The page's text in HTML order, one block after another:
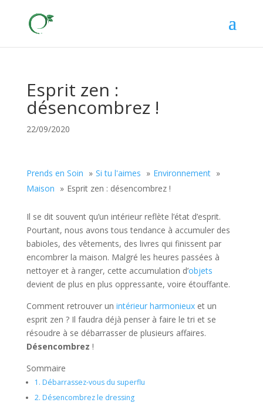
Esprit zen :
désencombrez !
22/09/2020
Prends en Soin Si tu l'aimes
Environnement
Maison
Esprit zen : désencombrez !
Il se dit souvent qu’un intérieur reflète l’état d’esprit.
Pourtant, nous avons tous tendance à accumuler des
babioles, des vêtements, des livres qui finissent par
encombrer la maison. Malgré les heures passées à
nettoyer et à ranger, cette accumulation d’objets
devient de plus en plus oppressante, voire étouffante.
Comment retrouver un intérieur harmonieuxet un
esprit zen ? Il faudra déjà penser à faire le tri et se
résoudre à se débarrasser de plusieurs affaires.
Désencombrez !
Sommaire
1. Débarrassez-vous du superflu
2. Désencombrez le dressing